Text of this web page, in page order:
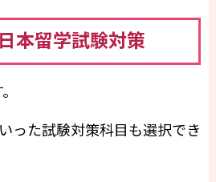
本留学試験対策
った試験対策科目も選択でき